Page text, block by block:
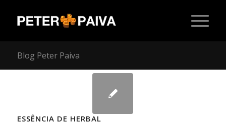
Blog Peter Paiva
ESSÊNCIA DE HERBAL